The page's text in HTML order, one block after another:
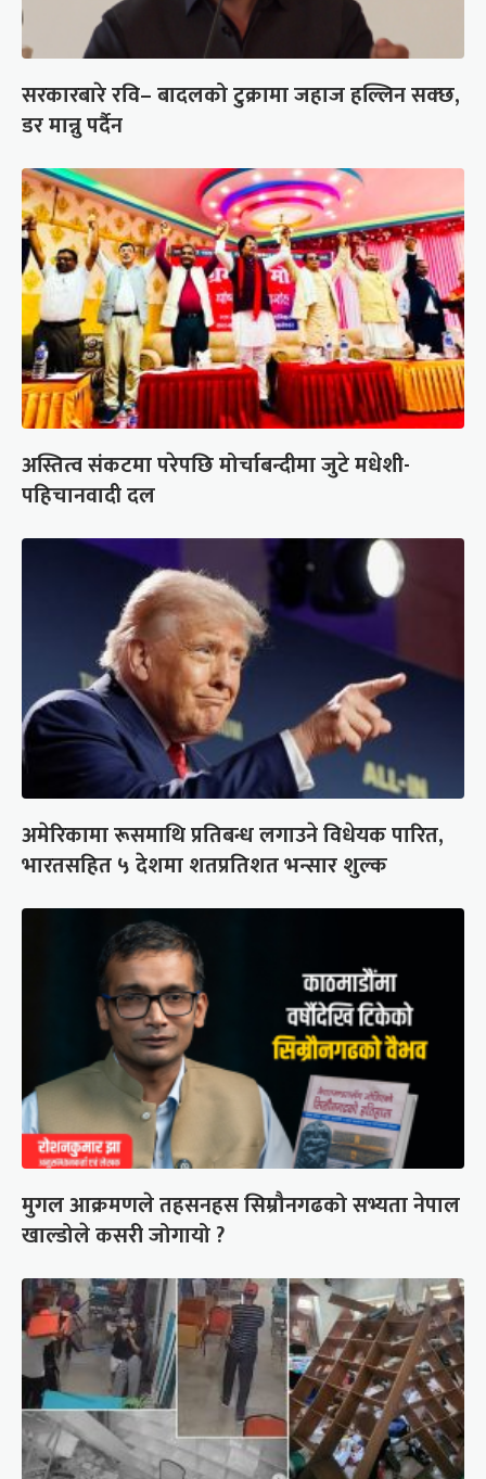
सरकारबारे रवि– बादलको टुक्रामा जहाज हल्लिन सक्छ,
डर मान्नु पर्दैन
अस्तित्व संकटमा परेपछि मोर्चाबन्दीमा जुटे मधेशी-
पहिचानवादी दल
अमेरिकामा रूसमाथि प्रतिबन्ध लगाउने विधेयक पारित,
भारतसहित ५ देशमा शतप्रतिशत भन्सार शुल्क
मुगल आक्रमणले तहसनहस सिम्रौनगढको सभ्यता नेपाल
खाल्डोले कसरी जोगायो ?